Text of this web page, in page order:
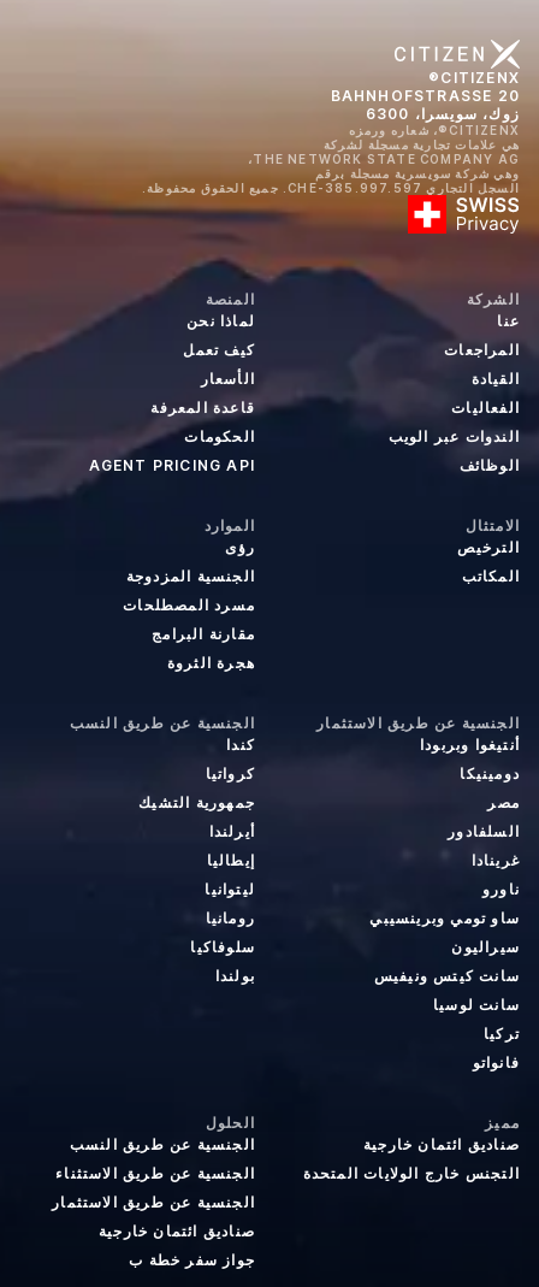
CITIZENX®
BAHNHOFSTRASSE 20
زوك، سويسرا، 6300
CITIZENX®، شعاره ورمزه
هي علامات تجارية مسجلة لشركة
THE NETWORK STATE COMPANY AG،
وهي شركة سويسرية مسجلة برقم
السجل التجاري CHE-385.997.597. جميع الحقوق محفوظة.
الشركة
عنا
المراجعات
القيادة
الفعاليات
الندوات عبر الويب
الوظائف
المنصة
لماذا نحن
كيف تعمل
الأسعار
قاعدة المعرفة
الحكومات
AGENT PRICING API
الامتثال
الترخيص
المكاتب
الموارد
رؤى
الجنسية المزدوجة
مسرد المصطلحات
مقارنة البرامج
هجرة الثروة
الجنسية عن طريق الاستثمار
أنتيغوا وبربودا
دومينيكا
مصر
السلفادور
غرينادا
ناورو
ساو تومي وبرينسيبي
سيراليون
سانت كيتس ونيفيس
سانت لوسيا
تركيا
فانواتو
الجنسية عن طريق النسب
كندا
كرواتيا
جمهورية التشيك
أيرلندا
إيطاليا
ليتوانيا
رومانيا
سلوفاكيا
بولندا
مميز
صناديق ائتمان خارجية
التجنس خارج الولايات المتحدة
الحلول
الجنسية عن طريق النسب
الجنسية عن طريق الاستثناء
الجنسية عن طريق الاستثمار
صناديق ائتمان خارجية
جواز سفر خطة ب